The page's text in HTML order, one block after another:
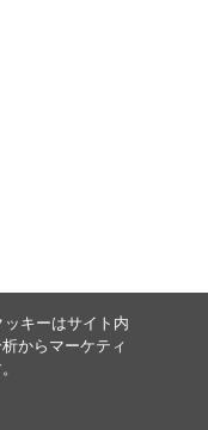
ッキーはサイト内
からマーケティ